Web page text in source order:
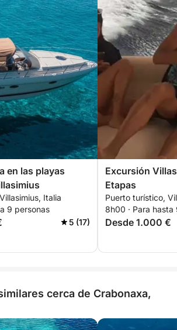
en las playas
Italia
9 personas
5 (17)
Excursión
Etapas
Puerto turístico,
8h00 · Para hasta
Desde 1.000 €
cerca de Crabonaxa,